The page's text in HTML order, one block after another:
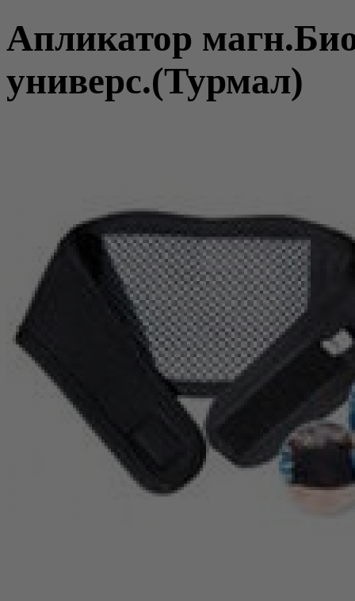
Апликатор
универс.(Турмал)